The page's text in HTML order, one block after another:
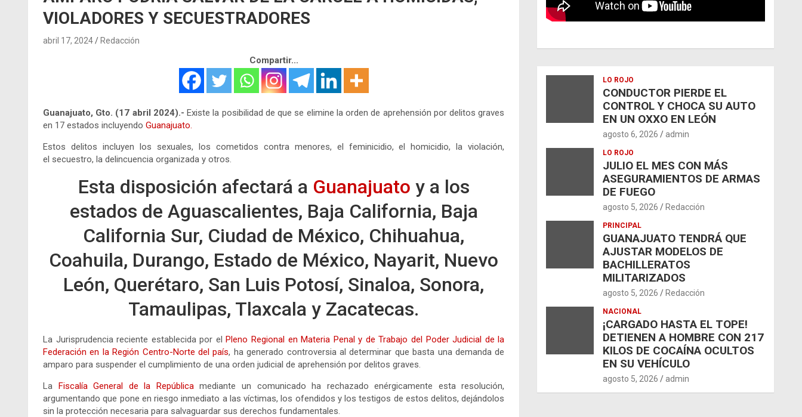
VIOLADORES Y SECUESTRADORES
abril 17, 2024 Redacción
Compartir...
Guanajuato, Gto. (17 abril 2024).- Existe la posibilidad de que se elimine la orden de aprehensión por delitos graves
en 17 estados incluyendo Guanajuato.
Estos delitos incluyen los sexuales, los cometidos contra menores, el feminicidio, el homicidio, la violación,
el secuestro, la delincuencia organizada y otros.
Esta disposición afectará a Guanajuato y a los
estados de Aguascalientes, Baja California, Baja
California Sur, Ciudad de México, Chihuahua,
Coahuila, Durango, Estado de México, Nayarit, Nuevo
León, Querétaro, San Luis Potosí, Sinaloa, Sonora,
Tamaulipas, Tlaxcala y Zacatecas.
La Jurisprudencia reciente establecida por elPleno Regional en Materia Penal y de Trabajo del Poder Judicial de la
Federación en la Región Centro-Norte del país, ha generado controversia al determinar que basta una demanda de
amparo para suspender el cumplimiento de una orden judicial de aprehensión por delitos graves.
La Fiscalía General de la Repúblicamediante un comunicado ha rechazado enérgicamente esta resolución,
argumentando que pone en riesgo inmediato a las víctimas, los ofendidos y los testigos de estos delitos, dejándolos
sin la protección necesaria para salvaguardar sus derechos fundamentales.
LO ROJO
CONDUCTOR PIERDE EL
CONTROL Y CHOCA SU AUTO
EN UN OXXO EN LEÓN
agosto 6, 2026 admin
LO ROJO
JULIO EL MES CON MÁS
ASEGURAMIENTOS DE ARMAS
DE FUEGO
agosto 5, 2026 Redacción
PRINCIPAL
GUANAJUATO TENDRÁ QUE
AJUSTAR MODELOS DE
BACHILLERATOS
MILITARIZADOS
agosto 5, 2026 Redacción
NACIONAL
¡CARGADO HASTA EL TOPE!
DETIENEN A HOMBRE CON 217
KILOS DE COCAÍNA OCULTOS
EN SU VEHÍCULO
agosto 5, 2026 admin